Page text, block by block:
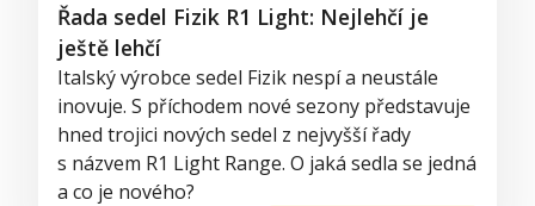
Řada sedel Fizik R1 Light: Nejlehčí je
ještě lehčí
Italský výrobce sedel Fizik nespí a neustále
inovuje. S příchodem nové sezony představuje
hned trojici nových sedel z nejvyšší řady
s názvem R1 Light Range. O jaká sedla se jedná
a co je nového?